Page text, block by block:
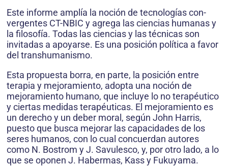
Este informe amplía la noción de tecnologías con­
vergentes CT-NBIC y agrega las ciencias humanas y
la filosofía. Todas las ciencias y las técnicas son
invitadas a apoyarse. Es una posición política a favor
del trans­humanismo.
Esta propuesta borra, en parte, la posición entre
terapia y mejoramiento, adopta una noción de
mejora­miento humano, que incluye lo no terapéutico
y ciertas medidas terapéuticas. El mejoramiento es
un derecho y un deber moral, según John Harris,
puesto que busca mejorar las capacidades de los
seres humanos, con lo cual concuerdan autores
como N. Bostrom y J. Savu­lesco, y, por otro lado, a lo
que se oponen J. Habermas, Kass y Fukuyama.